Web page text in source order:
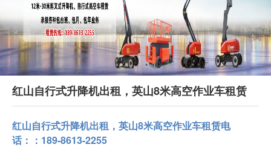
红山自行式升降机出租，英山8米高空作业车租赁
红山自行式升降机出租，英山8米高空作业车租赁电
话：：189-8613-2255